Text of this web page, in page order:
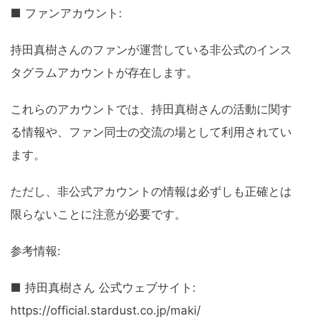
■ ファンアカウント:
持田真樹さんのファンが運営している非公式のインス
タグラムアカウントが存在します。
これらのアカウントでは、持田真樹さんの活動に関す
る情報や、ファン同士の交流の場として利用されてい
ます。
ただし、非公式アカウントの情報は必ずしも正確とは
限らないことに注意が必要です。
参考情報:
■ 持田真樹さん 公式ウェブサイト:
https://official.stardust.co.jp/maki/